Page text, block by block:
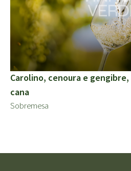
Carolino, cenoura e
cana
Sobremesa